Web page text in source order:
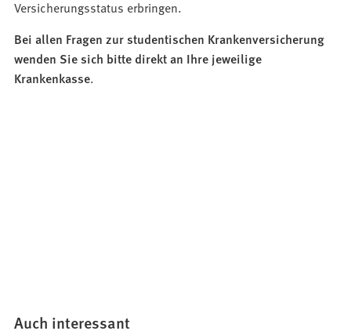
Versicherungsstatus erbringen.
Bei allen Fragen zur studentischen Krankenversicherung
wenden Sie sich bitte direkt an Ihre jeweilige
Krankenkasse.
Auch interessant